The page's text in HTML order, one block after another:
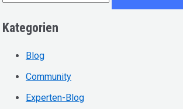
c
Kategorien
Blog
Community
Experten-Blog